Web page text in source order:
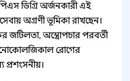
ডিগ্রি অর্জনকারী এই
অগ্রণী ভূমিকা রাখছেন।
জটিলতা, অস্ত্রোপচার পরবর্তী
রোগের
প্রশংসনীয়।